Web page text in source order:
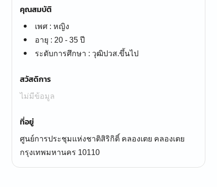
คุณสมบัติ
เพศ : หญิง
อายุ : 20 - 35 ปี
ระดับการศึกษา : วุฒิปวส.ขึ้นไป
สวัสดิการ
ไม่มีข้อมูล
ที่อยู่
ศูนย์การประชุมแห่งชาติสิริกิติ์ คลองเตย คลองเตย
กรุงเทพมหานคร 10110